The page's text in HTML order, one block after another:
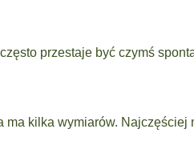
przestaje być czymś
ma kilka wymiarów. Najczęściej